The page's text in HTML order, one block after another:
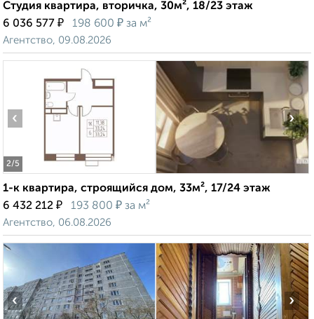
Студия квартира, вторичка, 30м², 18/23 этаж
6 036 577 ₽ 198 600 ₽ за м²
Агентство, 09.08.2026
2/5
‹ ›
1-к квартира, строящийся дом, 33м², 17/24 этаж
6 432 212 ₽ 193 800 ₽ за м²
Агентство, 06.08.2026
‹ ›